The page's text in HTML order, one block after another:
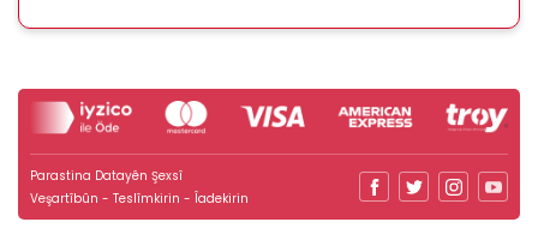
Parastina Datayên Şexsî
Veşartîbûn - Teslîmkirin - Îadekirin